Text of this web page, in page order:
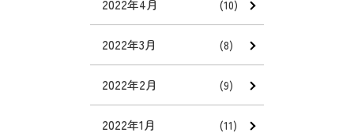
2022年4月 (10)
2022年3月 (8)
2022年2月 (9)
2022年1月 (11)